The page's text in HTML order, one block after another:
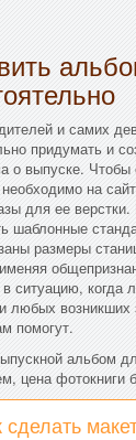
и самих
придумать и
о выпуске. Чтобы
на
для ее
шаблонные
размеры
ситуацию, когда
любых возникших
помогут.
альбом
цена фотокниги
сделать